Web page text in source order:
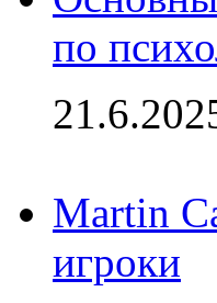
по
Martin
игроки